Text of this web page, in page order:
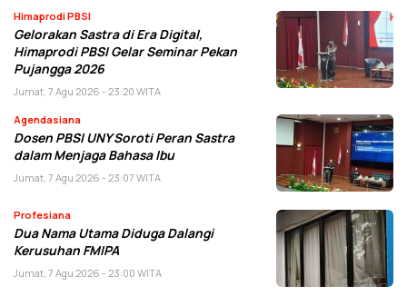
Himaprodi PBSI
Gelorakan Sastra di Era Digital,
Himaprodi PBSI Gelar Seminar Pekan
Pujangga 2026
Jumat, 7 Agu 2026 - 23:20 WITA
Agendasiana
Dosen PBSI UNY Soroti Peran Sastra
dalam Menjaga Bahasa Ibu
Jumat, 7 Agu 2026 - 23:07 WITA
Profesiana
Dua Nama Utama Diduga Dalangi
Kerusuhan FMIPA
Jumat, 7 Agu 2026 - 23:00 WITA